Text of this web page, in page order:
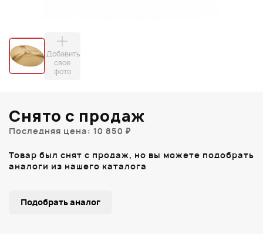
Добавить
свое
фото
Снято с продаж
Последняя цена: 10 850 ₽
Товар был снят с продаж, но вы можете подобрать
аналоги из нашего каталога
Подобрать аналог